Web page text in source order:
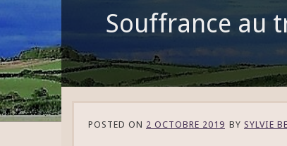
Souffrance au
POSTED ON 2 OCTOBRE 2019 BY SYLVIE